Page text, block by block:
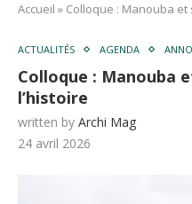
Accueil » Colloque : Manouba et
ACTUALITÉS AGENDA
Colloque : Manouba
l’histoire
written by Archi Mag
24 avril 2026